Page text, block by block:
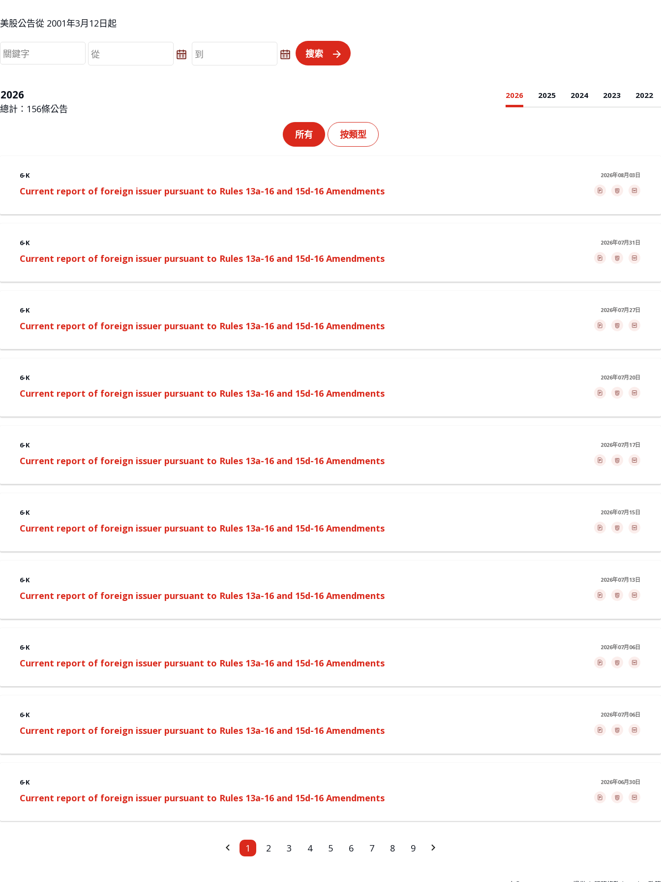
美股公告從 2001年3月12日起
從 到 搜索
2026 2026 2025 2024 2023 2022
總計： 156條公告
所有 按類型
2026年08月03日
6-K
Current report of foreign issuer pursuant to Rules 13a-16 and 15d-16 Amendments
2026年07月31日
6-K
Current report of foreign issuer pursuant to Rules 13a-16 and 15d-16 Amendments
2026年07月27日
6-K
Current report of foreign issuer pursuant to Rules 13a-16 and 15d-16 Amendments
2026年07月20日
6-K
Current report of foreign issuer pursuant to Rules 13a-16 and 15d-16 Amendments
2026年07月17日
6-K
Current report of foreign issuer pursuant to Rules 13a-16 and 15d-16 Amendments
2026年07月15日
6-K
Current report of foreign issuer pursuant to Rules 13a-16 and 15d-16 Amendments
2026年07月13日
6-K
Current report of foreign issuer pursuant to Rules 13a-16 and 15d-16 Amendments
2026年07月06日
6-K
Current report of foreign issuer pursuant to Rules 13a-16 and 15d-16 Amendments
2026年07月06日
6-K
Current report of foreign issuer pursuant to Rules 13a-16 and 15d-16 Amendments
2026年06月30日
6-K
Current report of foreign issuer pursuant to Rules 13a-16 and 15d-16 Amendments
<< 1 2 3 4 5 6 7 8 9 >>